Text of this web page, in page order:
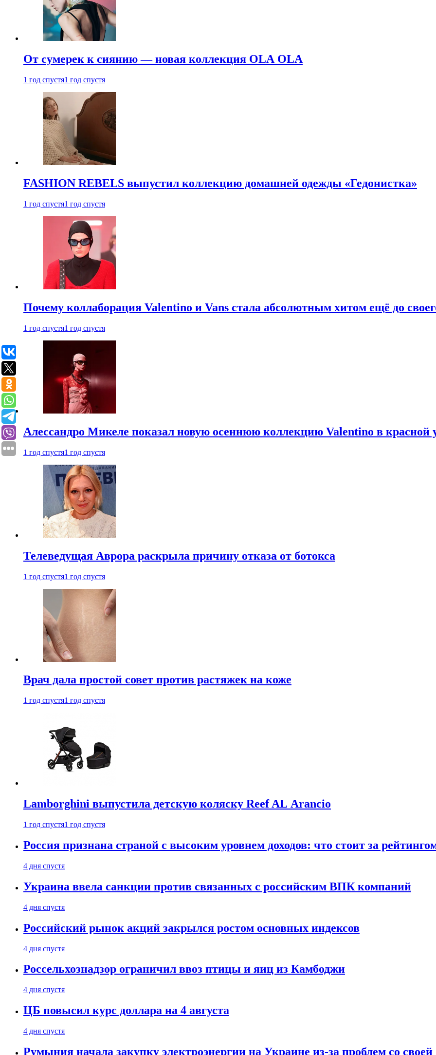
От сумерек к сиянию — новая коллекция OLA OLA
1 год спустя1 год спустя
FASHION REBELS выпустил коллекцию домашней одежды «Гедонистка»
1 год спустя1 год спустя
Почему коллаборация Valentino и Vans стала абсолютным хитом ещё до
1 год спустя1 год спустя
Алессандро Микеле показал новую осеннюю коллекцию Valentino в красной
1 год спустя1 год спустя
Телеведущая Аврора раскрыла причину отказа от ботокса
1 год спустя1 год спустя
Врач дала простой совет против растяжек на коже
1 год спустя1 год спустя
Lamborghini выпустила детскую коляску Reef AL Arancio
1 год спустя1 год спустя
Россия признана страной с высоким уровнем доходов: что стоит за
4 дня спустя
Украина ввела санкции против связанных с российским ВПК компаний
4 дня спустя
Российский рынок акций закрылся ростом основных индексов
4 дня спустя
Россельхознадзор ограничил ввоз птицы и яиц из Камбоджи
4 дня спустя
ЦБ повысил курс доллара на 4 августа
4 дня спустя
Румыния начала закупку электроэнергии на Украине из-за проблем со